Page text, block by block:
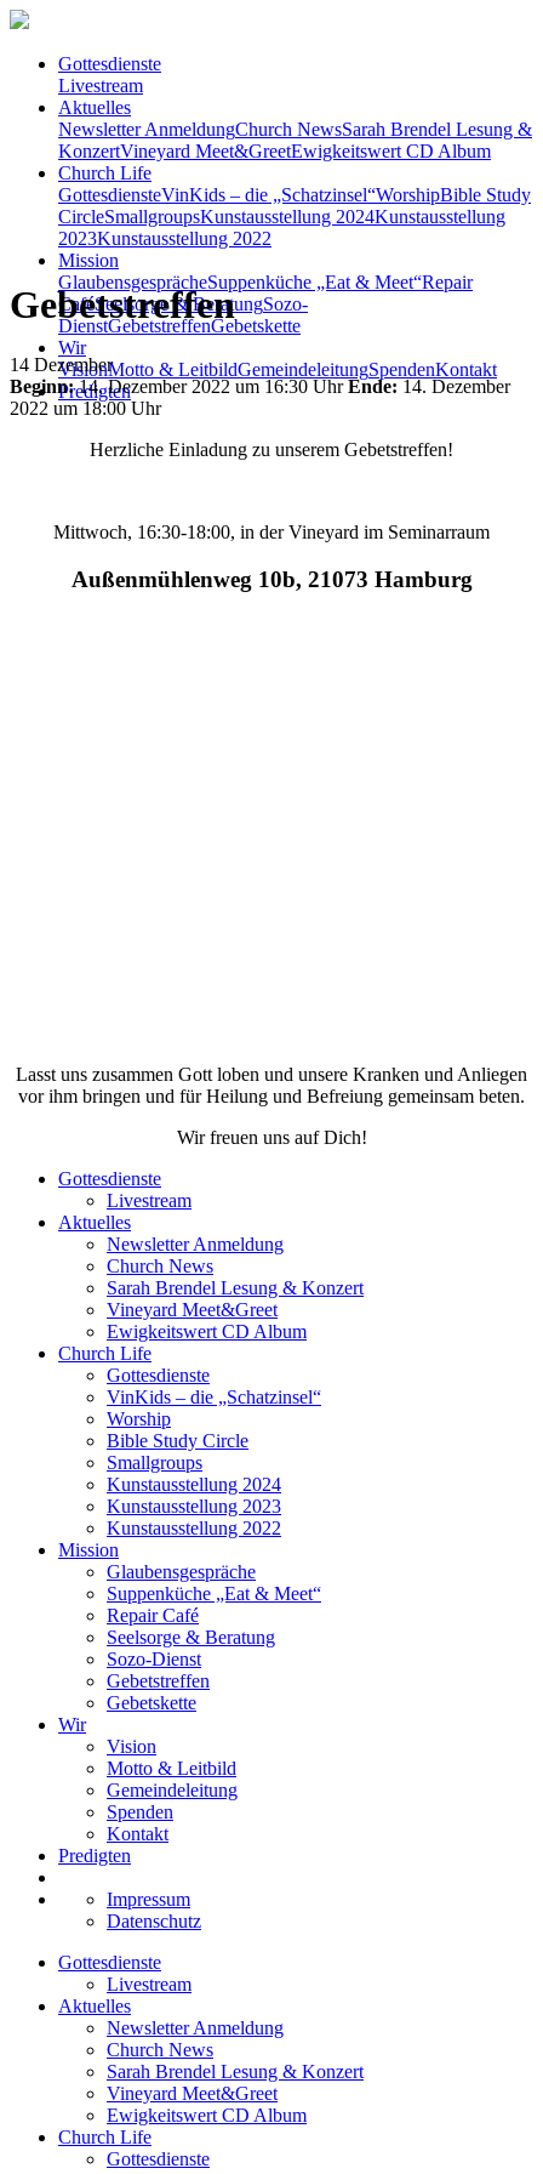
Gottesdienste
Livestream
Aktuelles
Newsletter AnmeldungChurch NewsSarah Brendel Lesung &
KonzertVineyard Meet&GreetEwigkeitswert CD Album
Church Life
GottesdiensteVinKids – die „Schatzinsel“WorshipBible Study
CircleSmallgroupsKunstausstellung 2024Kunstausstellung
2023Kunstausstellung 2022
Mission
GlaubensgesprächeSuppenküche „Eat & Meet“Repair
CaféSeelsorge & BeratungSozo-
DienstGebetstreffenGebetskette
Wir
VisionMotto & LeitbildGemeindeleitungSpendenKontakt
Predigten
Gebetstreffen
14 Dezember
Beginn:14. Dezember 2022 um 16:30 UhrEnde: 14. Dezember
2022 um 18:00 Uhr
Herzliche Einladung zu unserem Gebetstreffen!
Mittwoch, 16:30-18:00, in der Vineyard im Seminarraum
Außenmühlenweg 10b, 21073 Hamburg
Lasst uns zusammen Gott loben und unsere Kranken und Anliegen
vor ihm bringen und für Heilung und Befreiung gemeinsam beten.
Wir freuen uns auf Dich!
Gottesdienste
Livestream
Aktuelles
Newsletter Anmeldung
Church News
Sarah Brendel Lesung & Konzert
Vineyard Meet&Greet
Ewigkeitswert CD Album
Church Life
Gottesdienste
VinKids – die „Schatzinsel“
Worship
Bible Study Circle
Smallgroups
Kunstausstellung 2024
Kunstausstellung 2023
Kunstausstellung 2022
Mission
Glaubensgespräche
Suppenküche „Eat & Meet“
Repair Café
Seelsorge & Beratung
Sozo-Dienst
Gebetstreffen
Gebetskette
Wir
Vision
Motto & Leitbild
Gemeindeleitung
Spenden
Kontakt
Predigten
Impressum
Datenschutz
Gottesdienste
Livestream
Aktuelles
Newsletter Anmeldung
Church News
Sarah Brendel Lesung & Konzert
Vineyard Meet&Greet
Ewigkeitswert CD Album
Church Life
Gottesdienste